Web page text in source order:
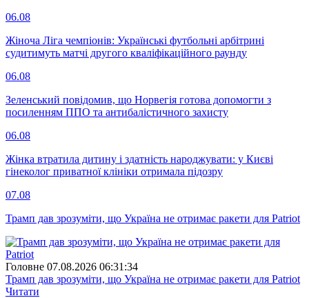
06.08
Жіноча Ліга чемпіонів: Українські футбольні арбітрині
судитимуть матчі другого кваліфікаційного раунду
06.08
Зеленський повідомив, що Норвегія готова допомогти з
посиленням ППО та антибалістичного захисту
06.08
Жінка втратила дитину і здатність народжувати: у Києві
гінеколог приватної клініки отримала підозру
07.08
Трамп дав зрозуміти, що Україна не отримає ракети для Patriot
Головне 07.08.2026 06:31:34
Трамп дав зрозуміти, що Україна не отримає ракети для Patriot
Читати